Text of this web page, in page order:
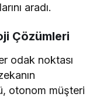
aradı.
Çözümleri
odak noktası
otonom müşteri